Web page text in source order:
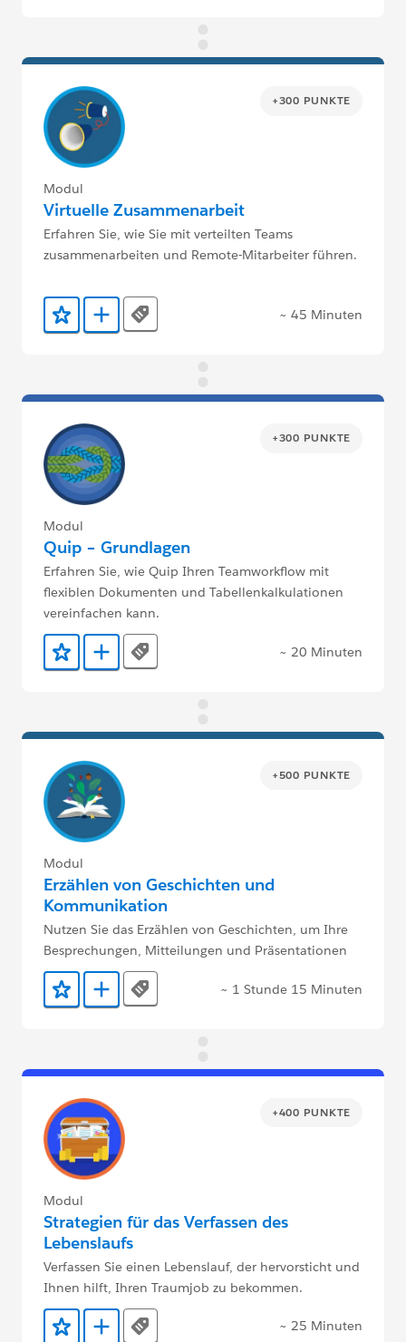
+300 PUNKTE
Modul
Virtuelle Zusammenarbeit
Erfahren Sie, wie Sie mit verteilten Teams
zusammenarbeiten und Remote-Mitarbeiter führen.
Zu Favoriten hinzufügen
Zu Trailmix hinzufügen
Tags ~ 45 Minuten
+300 PUNKTE
Modul
Quip – Grundlagen
Erfahren Sie, wie Quip Ihren Teamworkflow mit
flexiblen Dokumenten und Tabellenkalkulationen
vereinfachen kann.
Zu Favoriten hinzufügen
Zu Trailmix hinzufügen
Tags ~ 20 Minuten
+500 PUNKTE
Modul
Erzählen von Geschichten und
Kommunikation
Nutzen Sie das Erzählen von Geschichten, um Ihre
Besprechungen, Mitteilungen und Präsentationen
überzeugender zu gestalten.
Zu Favoriten hinzufügen
Zu Trailmix hinzufügen
Tags ~ 1 Stunde 15 Minuten
+400 PUNKTE
Modul
Strategien für das Verfassen des
Lebenslaufs
Verfassen Sie einen Lebenslauf, der hervorsticht und
Ihnen hilft, Ihren Traumjob zu bekommen.
Zu Favoriten hinzufügen
Zu Trailmix hinzufügen
Tags ~ 25 Minuten